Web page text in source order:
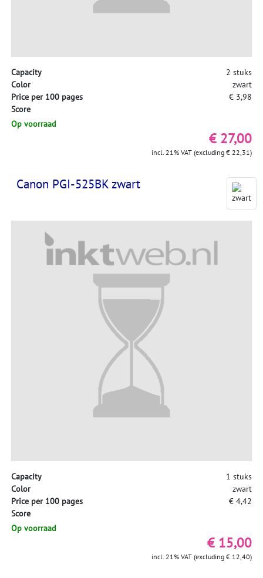
Capacity
2 stuks
Color
zwart
Price per 100 pages
€ 3,98
Score
Op voorraad
€ 27,00
incl. 21% VAT (excluding € 22,31)
Canon PGI-525BK zwart
Capacity
1 stuks
Color
zwart
Price per 100 pages
€ 4,42
Score
Op voorraad
€ 15,00
incl. 21% VAT (excluding € 12,40)